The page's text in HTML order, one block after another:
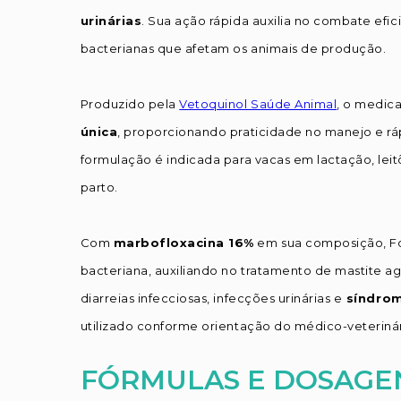
urinárias . Sua ação rápida auxilia no combate
bacterianas que afetam os animais de produção.
Produzido pelaVetoquinol Saúde Animal , o
única , proporcionando praticidade no manejo e
formulação é indicada para vacas em lactação,
parto.
Com marbofloxacina 16% em sua composição,
bacteriana, auxiliando no tratamento de mastite
diarreias infecciosas, infecções urinárias e
utilizado conforme orientação do médico-
FÓRMULAS E